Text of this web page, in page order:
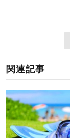
関連記事